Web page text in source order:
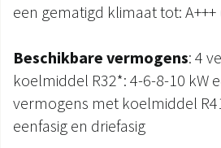
een gematigd klimaat tot: A+++
Beschikbare vermogens: 4
koelmiddel R32*: 4-6-8-10 kW
vermogens met koelmiddel
eenfasig en driefasig